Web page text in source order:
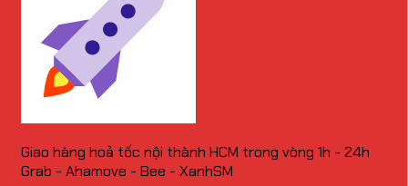
Giao hàng hoả tốc nội thành HCM trong vòng 1h - 24h
Grab - Ahamove - Bee - XanhSM